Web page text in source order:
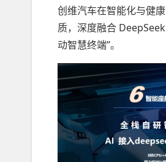
创维汽车在智能化与健
质，深度融合
动智慧终端”。